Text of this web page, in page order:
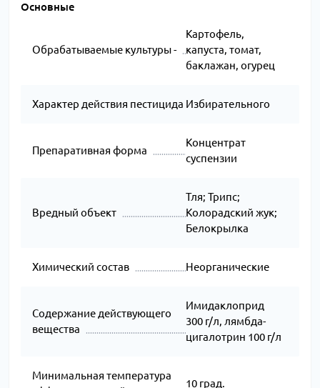
Основные
Обрабатываемые культуры -
Картофель,
капуста, томат,
баклажан, огурец
Характер действия пестицида Избирательного
Препаративная форма
Концентрат
суспензии
Вредный объект
Тля; Трипс;
Колорадский жук;
Белокрылка
Химический состав Неорганические
Содержание действующего
вещества
Имидаклоприд
300 г/л, лямбда-
цигалотрин 100 г/л
Минимальная температура
10 град.